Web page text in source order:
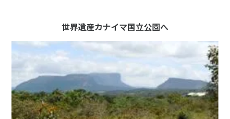
世界遺産カナイマ国立公園へ